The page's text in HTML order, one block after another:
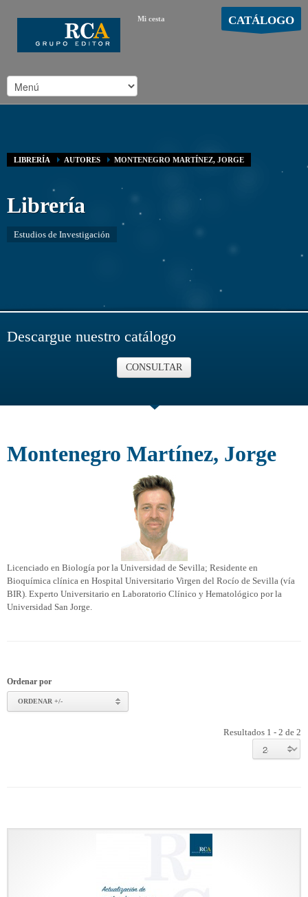
Mi cesta CATÁLOGO
LIBRERÍA AUTORES MONTENEGRO MARTÍNEZ, JORGE
Librería
Estudios de Investigación
Descargue nuestro catálogo
CONSULTAR
Montenegro Martínez, Jorge
Licenciado en Biología por la Universidad de Sevilla; Residente en
Bioquímica clínica en Hospital Universitario Virgen del Rocío de Sevilla (vía
BIR). Experto Universitario en Laboratorio Clínico y Hematológico por la
Universidad San Jorge.
Ordenar por
ORDENAR +/-
Resultados 1 - 2 de 2